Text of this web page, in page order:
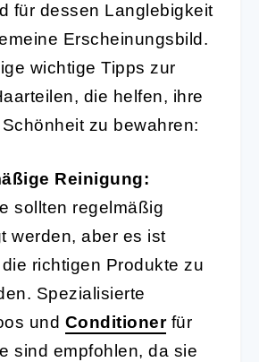
für dessen Langlebigkeit
Erscheinungsbild.
wichtige Tipps zur
die helfen, ihre
zu bewahren:
Reinigung:
sollten regelmäßig
werden, aber es ist
richtigen Produkte zu
Spezialisierte
und Conditionerfür
sind empfohlen, da sie